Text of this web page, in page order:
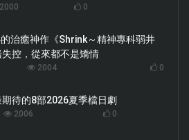
0
治癒神作《Shrink～精神專科弱井
控，從來都不是矯情
2004 0
待的8部2026夏季檔日劇
2006 0